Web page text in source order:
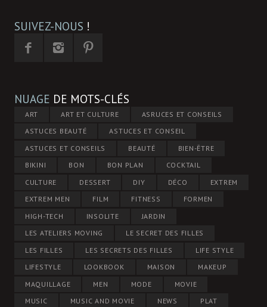
SUIVEZ-NOUS !
NUAGE DE MOTS-CLÉS
ART ART ET CULTURE
ASRUCES ET CONSEILS
ASTUCES BEAUTÉ
ASTUCES ET CONSEIL
ASTUCES ET CONSEILS
BEAUTÉ
BIEN-ÊTRE
BIKINI
BON BON PLAN
COCKTAIL
CULTURE
DESSERT DIY DÉCO
EXTREM
EXTREM MEN
FILM FITNESS
FORMEN
HIGH-TECH
INSOLITE
JARDIN
LES ATELIERS MOVING
LE SECRET DES FILLES
LES FILLES
LES SECRETS DES FILLES
LIFE STYLE
LIFESTYLE
LOOKBOOK MAISON
MAKEUP
MAQUILLAGE
MEN MODE
MOVIE
MUSIC
MUSIC AND MOVIE NEWS PLAT